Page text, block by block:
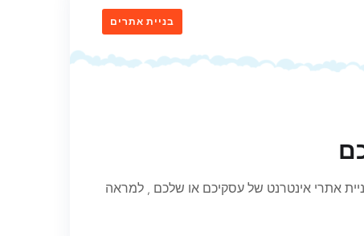
בניית אתרים
אתרי אינטרנט של עסקיכם או שלכם , למראה